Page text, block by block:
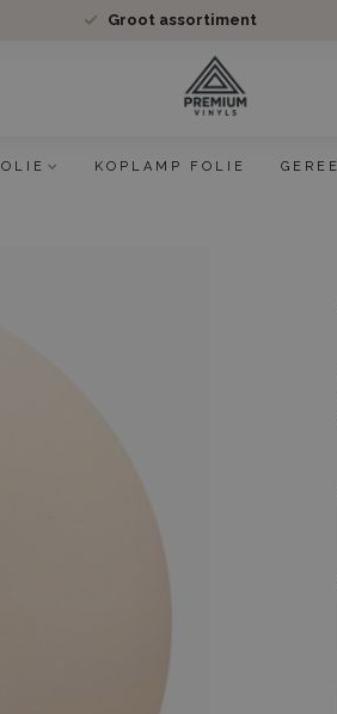
Groot assortiment
KOPLAMP FOLIE